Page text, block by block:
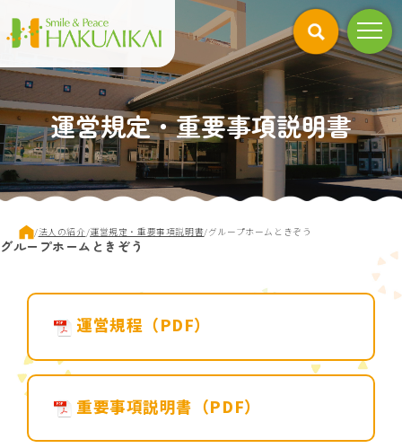
運営規定・重要事項説明書
現
在
置：
/法人の紹介/運営規定・重要事項説明書/グループホームときぞう
グループホームときぞう
運営規程（PDF）
重要事項説明書（PDF）